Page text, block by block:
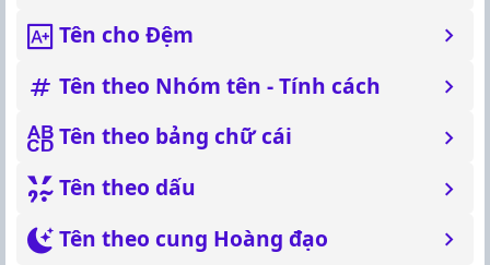
Tên cho Đệm
Tên theo Nhóm tên - Tính cách
Tên theo bảng chữ cái
Tên theo dấu
Tên theo cung Hoàng đạo